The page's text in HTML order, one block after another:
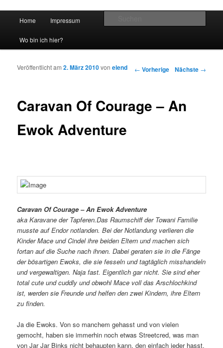
vidgames.de
Zum Inhalt wechseln
Zum sekundären Inhalt wechseln
Home Impressum
Wo bin ich hier?
Artikelnavigation
← Vorherige Nächste →
Caravan Of Courage – An
Ewok Adventure
Veröffentlicht am2. März 2010vonelend
Caravan Of Courage – An Ewok Adventure
aka Karavane der Tapferen.Das Raumschiff der Towani Familie
musste auf Endor notlanden. Bei der Notlandung verlieren die
Kinder Mace und Cindel ihre beiden Eltern und machen sich
fortan auf die Suche nach ihnen. Dabei geraten sie in die Fänge
der bösartigen Ewoks, die sie fesseln und tagtäglich misshandeln
und vergewaltigen. Naja fast. Eigentlich gar nicht. Sie sind eher
total cute und cuddly und obwohl Mace voll das Arschlochkind
ist, werden sie Freunde und helfen den zwei Kindern, ihre Eltern
zu finden.
Ja die Ewoks. Von so manchem gehasst und von vielen
gemocht, haben sie immerhin noch etwas Streetcred, was man
von Jar Jar Binks nicht behaupten kann, den einfach jeder hasst.